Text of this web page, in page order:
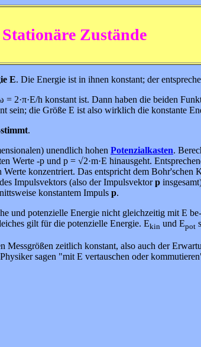
Zustände
E. Die Energie ist in ihnen konstant; der
2·π·E/h konstant ist. Dann haben die beiden
sein; die Größe E ist also wirklich die konstante
.
unendlich hohen Potenzialkasten.
Werte -p und p = √2·m·E hinausgeht.
konzentriert. Das entspricht dem
Impulsvektors (also der Impulsvektorp
konstantem Impuls p.
und potenzielle Energie nicht gleichzeitig mit E
gilt für die potenzielle Energie. Ekin und Epot
Messgrößen zeitlich konstant, also auch der
sagen "mit E vertauschen oder